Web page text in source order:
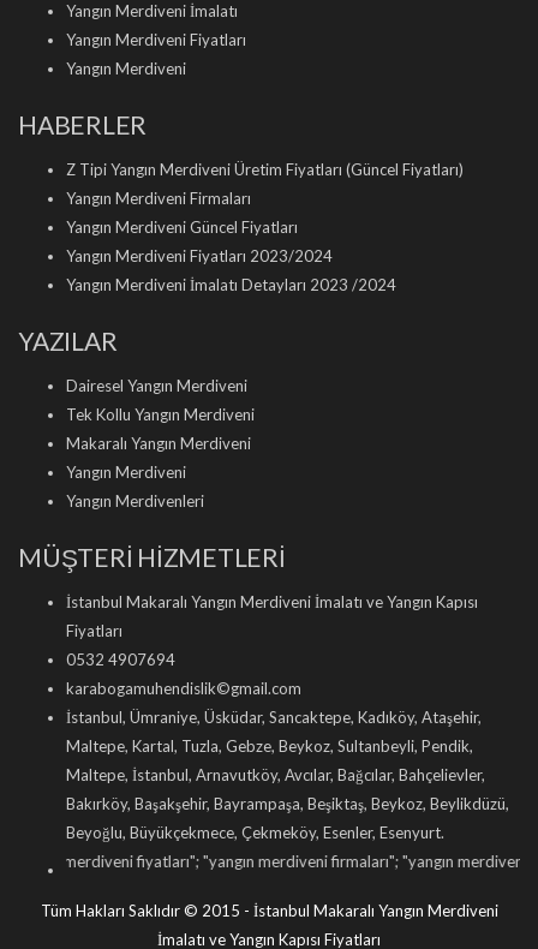
Yangın Merdiveni İmalatı
Yangın Merdiveni Fiyatları
Yangın Merdiveni
HABERLER
Z Tipi Yangın Merdiveni Üretim Fiyatları (Güncel Fiyatları)
Yangın Merdiveni Firmaları
Yangın Merdiveni Güncel Fiyatları
Yangın Merdiveni Fiyatları 2023/2024
Yangın Merdiveni İmalatı Detayları 2023 /2024
YAZILAR
Dairesel Yangın Merdiveni
Tek Kollu Yangın Merdiveni
Makaralı Yangın Merdiveni
Yangın Merdiveni
Yangın Merdivenleri
MÜŞTERİ HİZMETLERİ
İstanbul Makaralı Yangın Merdiveni İmalatı ve Yangın Kapısı
Fiyatları
0532 4907694
karabogamuhendislik©gmail.com
İstanbul, Ümraniye, Üsküdar, Sancaktepe, Kadıköy, Ataşehir,
Maltepe, Kartal, Tuzla, Gebze, Beykoz, Sultanbeyli, Pendik,
Maltepe, İstanbul, Arnavutköy, Avcılar, Bağcılar, Bahçelievler,
Bakırköy, Başakşehir, Bayrampaşa, Beşiktaş, Beykoz, Beylikdüzü,
Beyoğlu, Büyükçekmece, Çekmeköy, Esenler, Esenyurt.
fiyatları"; "yangın merdiveni firmaları"; "yangın merdiveni imalatı"; "
Tüm Hakları Saklıdır © 2015 - İstanbul Makaralı Yangın Merdiveni
İmalatı ve Yangın Kapısı Fiyatları